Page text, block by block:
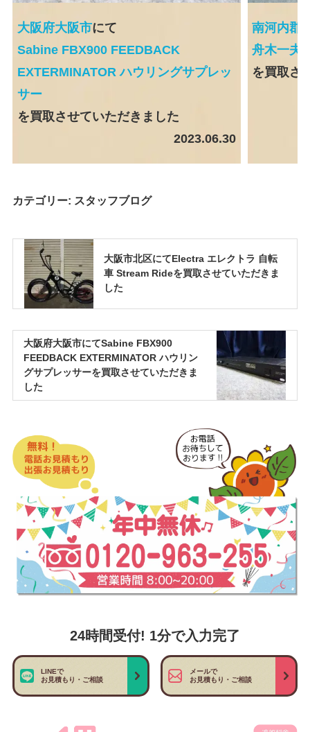
大阪府大阪市にて
Sabine FBX900 FEEDBACK
EXTERMINATOR ハウリングサプレッ
サー
を買取させていただきました
2023.06.30
南河内郡
舟木一夫
を買取さ
カテゴリー: スタッフブログ
大阪市北区にてElectra エレクトラ 自転
車 Stream Rideを買取させていただきま
した
大阪府大阪市にてSabine FBX900
FEEDBACK EXTERMINATOR ハウリン
グサプレッサーを買取させていただきま
した
24時間受付! 1分で入力完了
LINEで
お見積もり・ご相談
メールで
お見積もり・ご相談